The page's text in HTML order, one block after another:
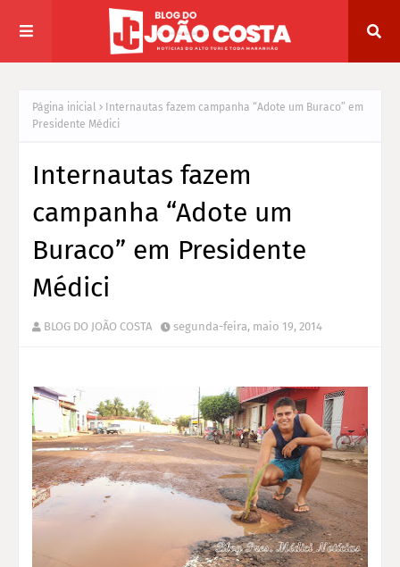
Página inicial
Internautas fazem campanha “Adote um Buraco” em
Presidente Médici
Internautas fazem
campanha “Adote um
Buraco” em Presidente
Médici
BLOG DO JOÃO COSTA segunda-feira, maio 19, 2014